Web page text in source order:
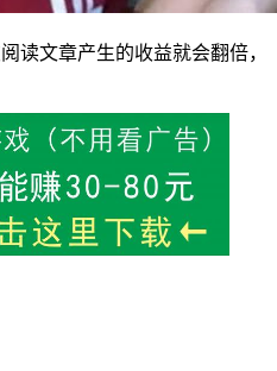
读文章产生的收益就会翻倍，